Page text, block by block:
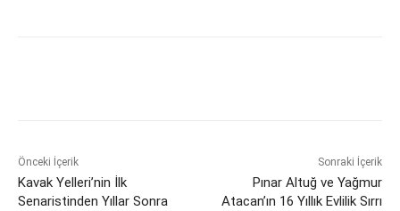
Önceki İçerik
Kavak Yelleri’nin İlk
Senaristinden Yıllar Sonra
Sonraki İçerik
Pınar Altuğ ve Yağmur
Atacan’ın 16 Yıllık Evlilik Sırrı